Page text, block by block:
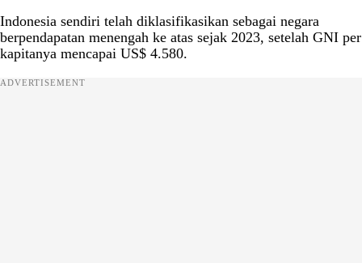
Indonesia sendiri telah diklasifikasikan sebagai negara
berpendapatan menengah ke atas sejak 2023, setelah GNI per
kapitanya mencapai US$ 4.580.
ADVERTISEMENT